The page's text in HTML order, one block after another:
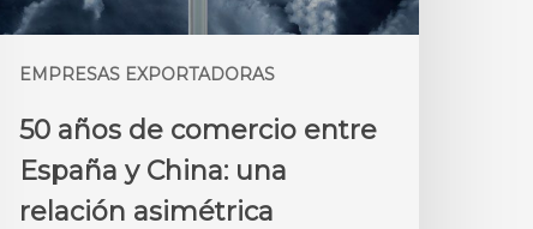
EMPRESAS EXPORTADORAS
50 años de comercio entre
España y China: una
relación asimétrica